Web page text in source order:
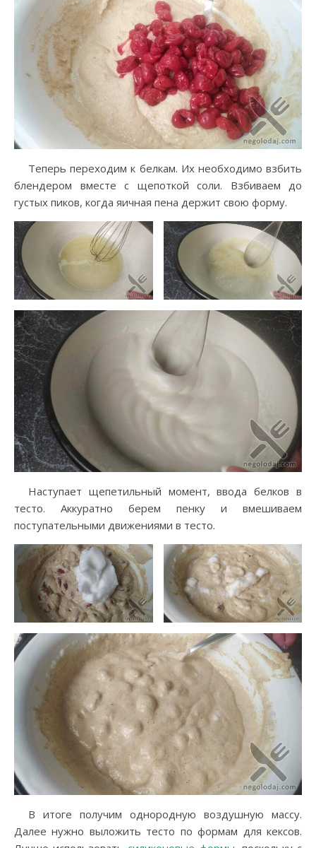
Теперь переходим к белкам. Их необходимо взбить
блендером вместе с щепоткой соли. Взбиваем до
густых пиков, когда яичная пена держит свою форму.
Наступает щепетильный момент, ввода белков в
тесто. Аккуратно берем пенку и вмешиваем
поступательными движениями в тесто.
В итоге получим однородную воздушную массу.
Далее нужно выложить тесто по формам для кексов.